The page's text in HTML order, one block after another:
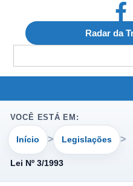
Radar da
for:
VOCÊ ESTÁ EM:
Início Legislações
Lei Nº 3/1993